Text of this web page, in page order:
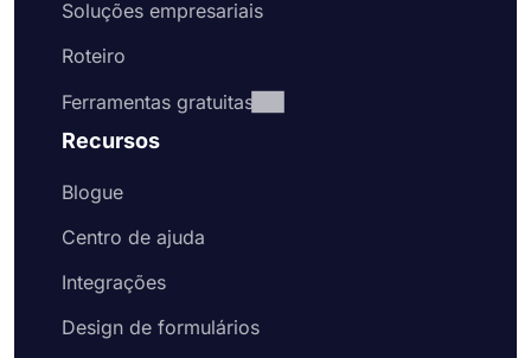
Soluções empresariais
Roteiro
Ferramentas gratuitas
Recursos
Blogue
Centro de ajuda
Integrações
Design de formulários